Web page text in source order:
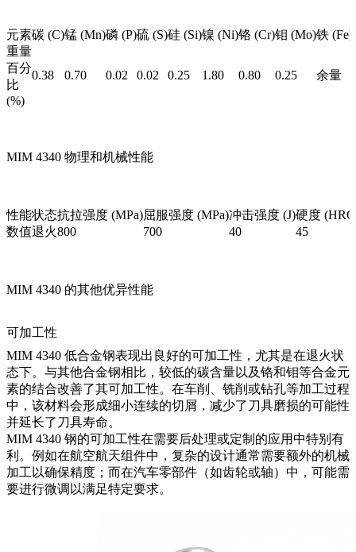
元素碳 (C)锰 (Mn)磷 (P)硫 (S)硅 (Si)镍 (Ni)铬 (Cr)钼 (Mo)铁 (Fe)
重量
百分
比
(%)
0.38 0.70 0.02 0.02 0.25 1.80 0.80 0.25 余量
MIM 4340 物理和机械性能
性能状态抗拉强度 (MPa)屈服强度 (MPa)冲击强度 (J)硬度
数值退火800 700 40 45
MIM 4340 的其他优异性能
可加工性
MIM 4340 低合金钢表现出良好的可加工性，尤其是在退火状
态下。与其他合金钢相比，较低的碳含量以及铬和钼等合金元
素的结合改善了其可加工性。在车削、铣削或钻孔等加工过程
中，该材料会形成细小连续的切屑，减少了刀具磨损的可能性
并延长了刀具寿命。
MIM 4340 钢的可加工性在需要后处理或定制的应用中特别有
利。例如在航空航天组件中，复杂的设计通常需要额外的机械
加工以确保精度；而在汽车零部件（如齿轮或轴）中，可能需
要进行微调以满足特定要求。